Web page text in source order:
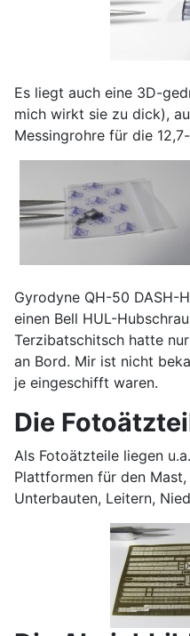
Es liegt auch eine 3D-
mich wirkt sie zu dick),
Messingrohre für die
Gyrodyne QH-50 DASH-
einen Bell HUL-
Terzibatschitsch hatte nur
an Bord. Mir ist nicht
je eingeschifft waren.
Die
Als Fotoätzteile liegen
Plattformen für den
Unterbauten, Leitern,